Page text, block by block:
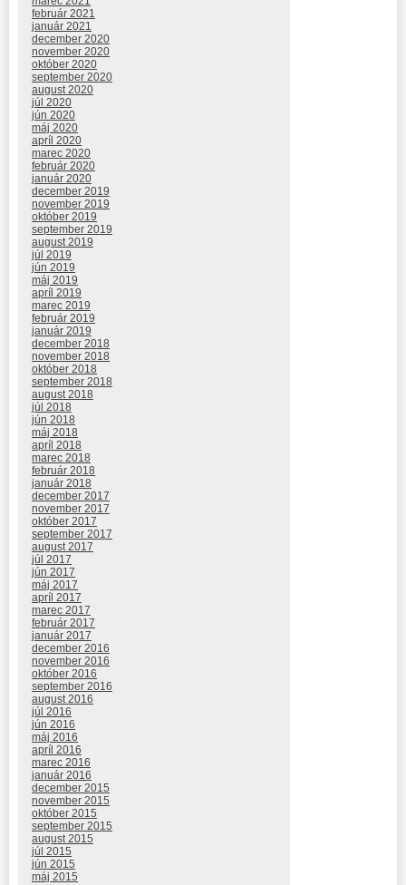
február 2021
január 2021
december 2020
november 2020
október 2020
september 2020
august 2020
júl 2020
jún 2020
máj 2020
apríl 2020
marec 2020
február 2020
január 2020
december 2019
november 2019
október 2019
september 2019
august 2019
júl 2019
jún 2019
máj 2019
apríl 2019
marec 2019
február 2019
január 2019
december 2018
november 2018
október 2018
september 2018
august 2018
júl 2018
jún 2018
máj 2018
apríl 2018
marec 2018
február 2018
január 2018
december 2017
november 2017
október 2017
september 2017
august 2017
júl 2017
jún 2017
máj 2017
apríl 2017
marec 2017
február 2017
január 2017
december 2016
november 2016
október 2016
september 2016
august 2016
júl 2016
jún 2016
máj 2016
apríl 2016
marec 2016
január 2016
december 2015
november 2015
október 2015
september 2015
august 2015
júl 2015
jún 2015
máj 2015